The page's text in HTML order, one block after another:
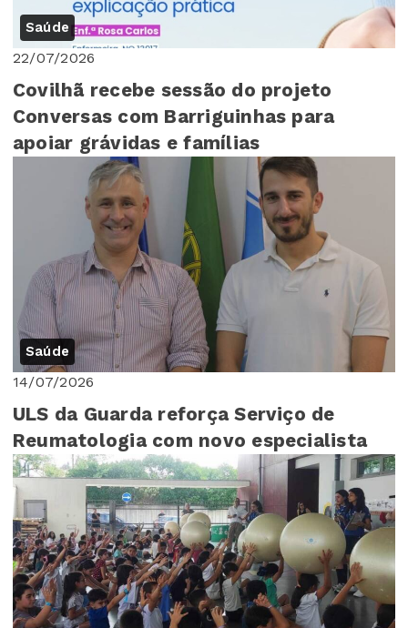
Saúde
22/07/2026
Covilhã recebe sessão do projeto
Conversas com Barriguinhas para
apoiar grávidas e famílias
Saúde
14/07/2026
ULS da Guarda reforça Serviço de
Reumatologia com novo especialista